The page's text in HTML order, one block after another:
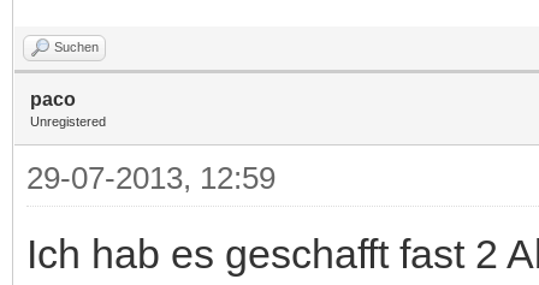
Suchen
paco
Unregistered
29-07-2013, 12:59
Ich hab es geschafft fast 2